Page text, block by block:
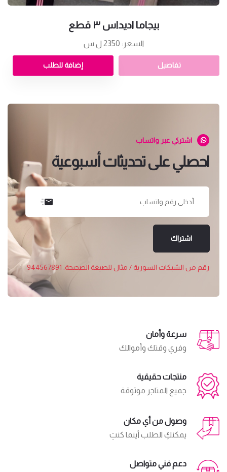
بيجاما اديداس ٣ قطع
السعر: 2350 ل.س
تفاصيل إضافة للطلب
اشتركي عبر واتساب
احصلي على تحديثات أسبوعية
اشتراك
رقم من الشبكات السورية / مثال للصيغة الصحيحة: 944567891
سرعة وأمان
وفري وقتك وأموالك
منتجات حقيقية
جميع المتاجر موثوقة
وصول من أي مكان
يمكنكِ الطلب أينما كنتِ
دعم فني متواصل